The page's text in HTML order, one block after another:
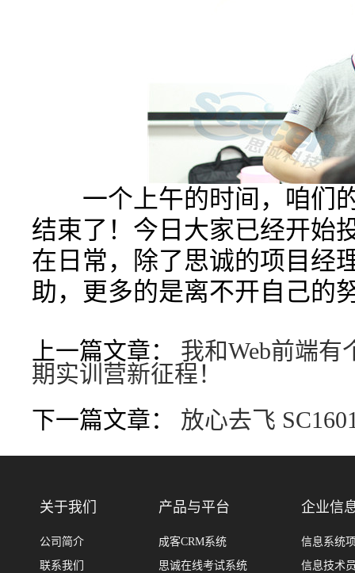
一个上午的时间，咱们
结束了！今日大家已经开始
在日常，除了思诚的项目经
助，更多的是离不开自己的
上一篇文章： 我和Web前端
期实训营新征程！
下一篇文章： 放心去飞
关于我们
公司简介
联系我们
产品与平台
成客CRM系统
思诚在线考试系统
企业信
信息系统
信息技术